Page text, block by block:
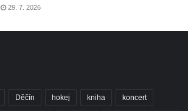
29. 7. 2026
Děčín hokej kniha koncert